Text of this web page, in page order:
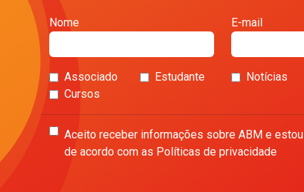
Nome E-mail
Associado Estudante Notícias
Cursos
Aceito receber informações sobre ABM e estou
de acordo com as Políticas de privacidade